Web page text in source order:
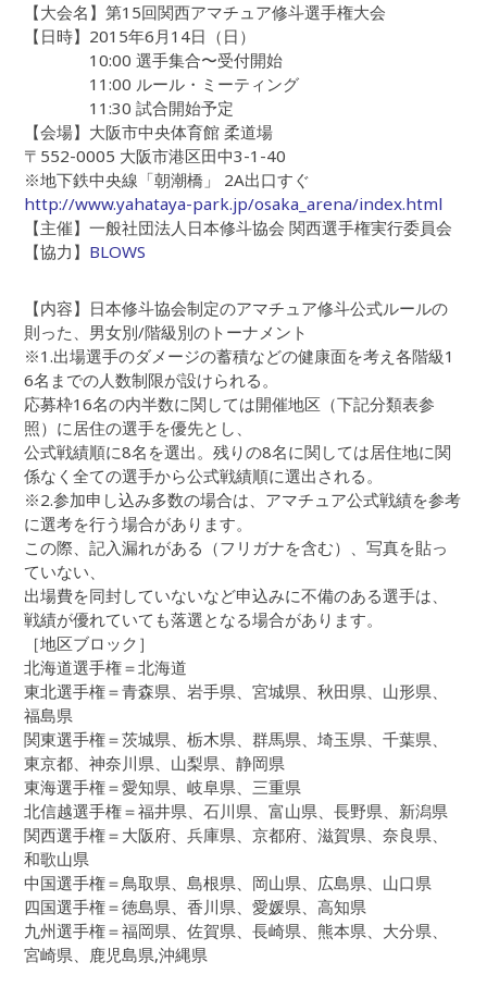
【大会名】第15回関西アマチュア修斗選手権大会
【日時】2015年6月14日（日）
10:00 選手集合〜受付開始
11:00 ルール・ミーティング
11:30 試合開始予定
【会場】大阪市中央体育館 柔道場
〒552-0005 大阪市港区田中3-1-40
※地下鉄中央線「朝潮橋」 2A出口すぐ
http://www.yahataya-park.jp/osaka_arena/index.html
【主催】一般社団法人日本修斗協会 関西選手権実行委員会
【協力】 BLOWS
【内容】日本修斗協会制定のアマチュア修斗公式ルールの
則った、男女別/階級別のトーナメント
※1.出場選手のダメージの蓄積などの健康面を考え各階級1
6名までの人数制限が設けられる。
応募枠16名の内半数に関しては開催地区（下記分類表参
照）に居住の選手を優先とし、
公式戦績順に8名を選出。残りの8名に関しては居住地に関
係なく全ての選手から公式戦績順に選出される。
※2.参加申し込み多数の場合は、アマチュア公式戦績を参考
に選考を行う場合があります。
この際、記入漏れがある（フリガナを含む）、写真を貼っ
ていない、
出場費を同封していないなど申込みに不備のある選手は、
戦績が優れていても落選となる場合があります。
［地区ブロック］
北海道選手権＝北海道
東北選手権＝青森県、岩手県、宮城県、秋田県、山形県、
福島県
関東選手権＝茨城県、栃木県、群馬県、埼玉県、千葉県、
東京都、神奈川県、山梨県、静岡県
東海選手権＝愛知県、岐阜県、三重県
北信越選手権＝福井県、石川県、富山県、長野県、新潟県
関西選手権＝大阪府、兵庫県、京都府、滋賀県、奈良県、
和歌山県
中国選手権＝鳥取県、島根県、岡山県、広島県、山口県
四国選手権＝徳島県、香川県、愛媛県、高知県
九州選手権＝福岡県、佐賀県、長崎県、熊本県、大分県、
宮崎県、鹿児島県,沖縄県